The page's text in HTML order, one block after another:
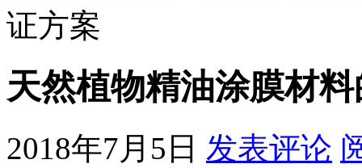
证方案
天然植物精油涂膜材
2018年7月5日 发表评论